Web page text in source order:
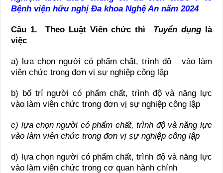
Bệnh viện hữu nghị Đa khoa Nghệ An năm 2024
Câu 1. Theo Luật Viên chức thì Tuyển dụnglà
việc
a) lựa chọn người có phẩm chất, trình độ vào làm
viên chức trong đơn vị sự nghiệp công lập
b) bố trí người có phẩm chất, trình độ và năng lực
vào làm viên chức trong đơn vị sự nghiệp công lập
c) lựa chọn người có phẩm chất, trình độ và năng lực
vào làm viên chức trong đơn vị sự nghiệp công lập
d) lựa chọn người có phẩm chất, trình độ và năng lực
vào làm viên chức trong cơ quan hành chính